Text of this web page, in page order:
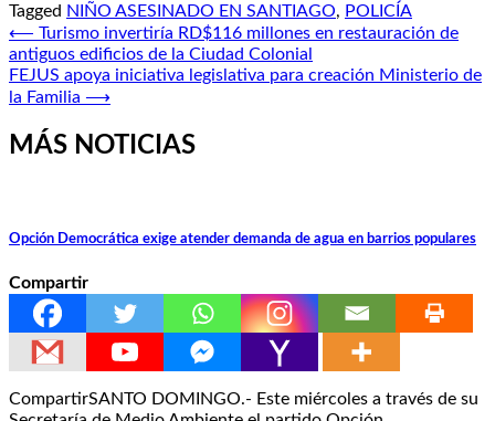
Tagged NIÑO ASESINADO EN SANTIAGO, POLICÍA
Navegación
de
entradas
⟵ Turismo invertiría RD$116 millones en restauración de
antiguos edificios de la Ciudad Colonial
FEJUS apoya iniciativa legislativa para creación Ministerio de
la Familia ⟶
MÁS NOTICIAS
Opción Democrática exige atender demanda de agua en barrios populares
Compartir
CompartirSANTO DOMINGO.- Este miércoles a través de su